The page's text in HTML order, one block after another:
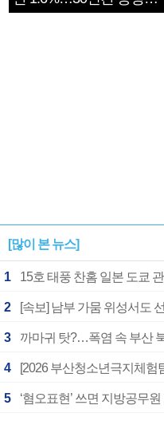
1182개팀 전수조사
[많이 본 뉴스]
1 15호 태풍 찬홈 일본 도쿄
2 [속보] 남부 가뭄 위성서도
3 까마귀 탓?…폭염 속 부산
4
5 ‘혐오표현’ 쓰면 지방공무